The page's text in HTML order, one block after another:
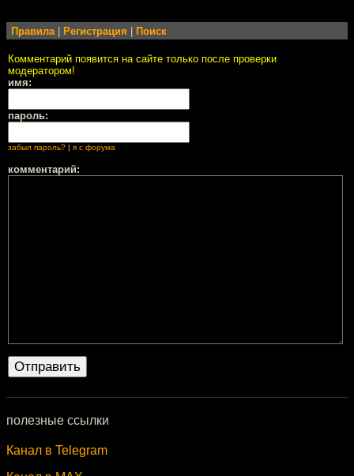
Правила| Регистрация Поиск
Комментарий появится на сайте только после проверки
модератором!
имя:
пароль:
забыл пароль? | я с форума
комментарий:
полезные ссылки
Канал в Telegram